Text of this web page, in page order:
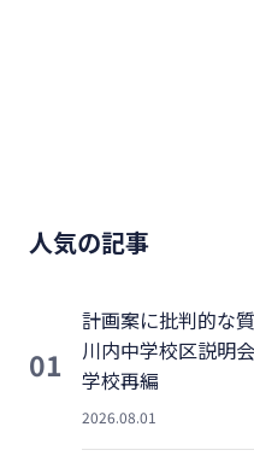
人気の記事
01
計画案に批判的な
川内中学校区説明
学校再編
2026.08.01